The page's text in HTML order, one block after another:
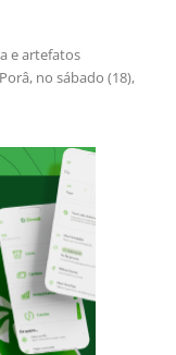
e artefatos
no sábado (18),